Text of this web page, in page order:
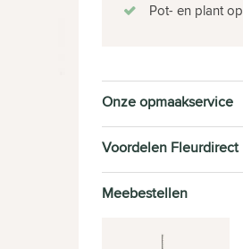
Pot- en plant
Onze opmaakservice
Voordelen Fleurdirect
Meebestellen